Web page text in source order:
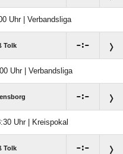
Uhr | Verbandsliga
Tolk :
Uhr | Verbandsliga
:
Uhr | Kreispokal
Tolk :